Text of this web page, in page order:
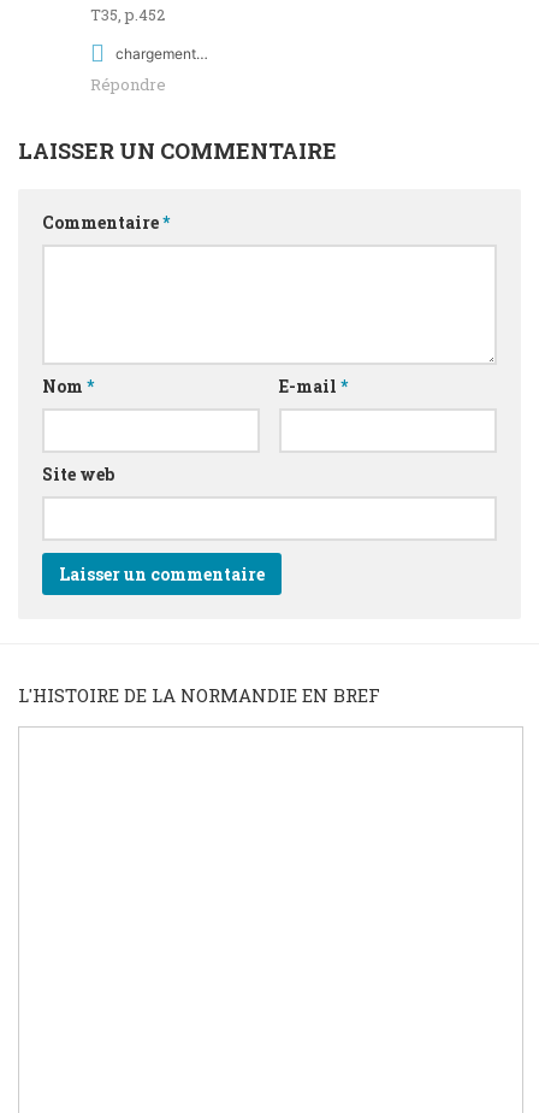
T35, p.452
chargement…
Répondre
LAISSER UN COMMENTAIRE
Commentaire*
Nom * E-mail *
Site web
L'HISTOIRE DE LA NORMANDIE EN BREF